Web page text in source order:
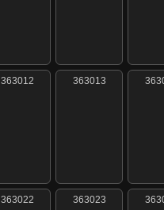
363012 363013
363022 363023